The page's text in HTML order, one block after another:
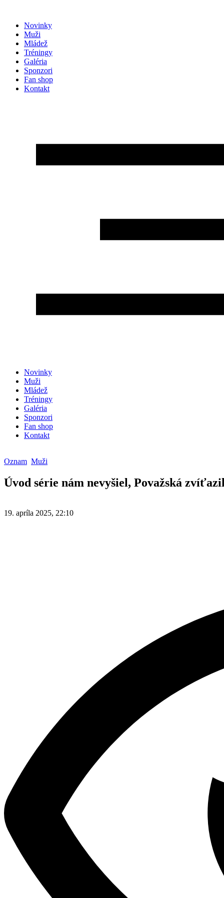
obsah
Novinky
Muži
Mládež
Tréningy
Galéria
Sponzori
Fan shop
Kontakt
Novinky
Muži
Mládež
Tréningy
Galéria
Sponzori
Fan shop
Kontakt
Oznam Muži
Úvod série nám nevyšiel, Považská
19. apríla 2025, 22:10